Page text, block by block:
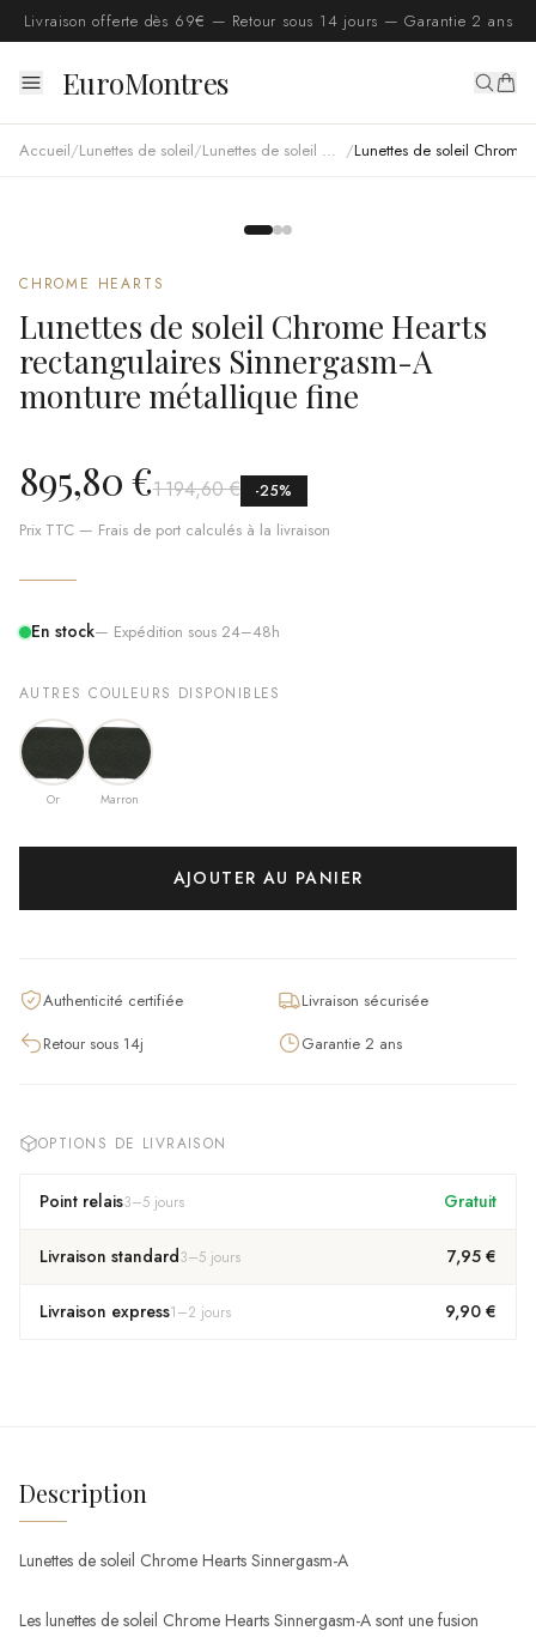
Livraison offerte dès 69€ — Retour sous 14 jours — Garantie 2 ans
EuroMontres
Accueil/Lunettes de soleil/ Lunettes de soleil Chrome Hearts /
CHROME HEARTS
Lunettes de soleil Chrome Hearts
rectangulaires Sinnergasm-A
monture métallique fine
895,80 €1 194,60 € -25%
Prix TTC — Frais de port calculés à la livraison
En stock— Expédition sous 24–48h
AUTRES COULEURS DISPONIBLES
Or Marron
AJOUTER AU PANIER
Authenticité certifiée
Livraison sécurisée
Retour sous 14j
Garantie 2 ans
OPTIONS DE LIVRAISON
Point relais3–5 jours Gratuit
Livraison standard3–5 jours 7,95 €
Livraison express1–2 jours 9,90 €
Description
Lunettes de soleil Chrome Hearts Sinnergasm-A
Les lunettes de soleil Chrome Hearts Sinnergasm-A sont une fusion